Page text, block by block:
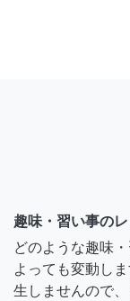
趣味・習い事の
どのような趣味
よっても変動し
生しませんので